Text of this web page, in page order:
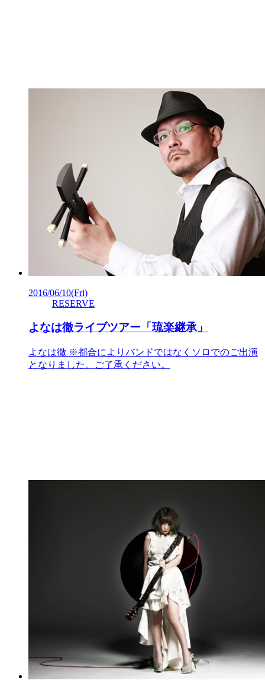
2016/06/10(Fri)
RESERVE
よなは徹ライブツアー「琉楽継承」
よなは徹 ※都合によりバンドではなくソロでのご出演
となりました。ご了承ください。